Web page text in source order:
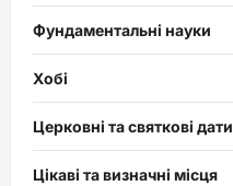
Фундаментальні науки
Хобі
Церковні та святкові дати
Цікаві та визначні місця